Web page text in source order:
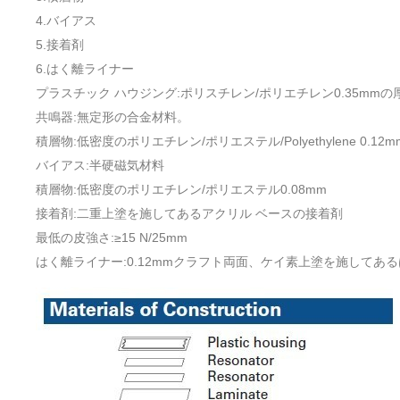
4.バイアス
5.接着剤
6.はく離ライナー
プラスチック ハウジング:ポリスチレン/ポリエチレン0.35mmの
共鳴器:無定形の合金材料。
積層物:低密度のポリエチレン/ポリエステル/Polyethylene
バイアス:半硬磁気材料
積層物:低密度のポリエチレン/ポリエステル0.08mm
接着剤:二重上塗を施してあるアクリル ベースの接着剤
最低の皮強さ:≥15 N/25mm
はく離ライナー:0.12mmクラフト両面、ケイ素上塗を施してある